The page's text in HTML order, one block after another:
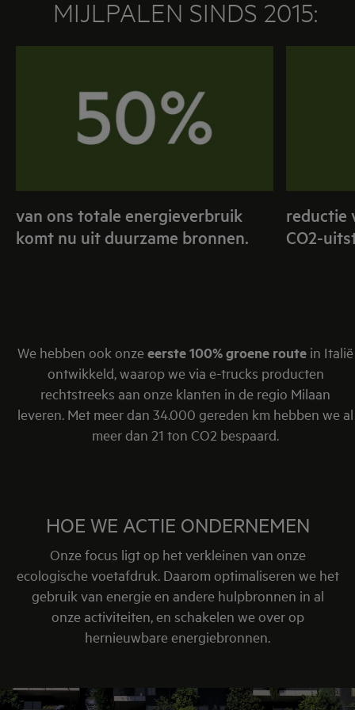
MIJLPALEN SINDS 2015:
van ons totale energieverbruik
komt nu uit duurzame bronnen.
reductie
CO2-
We hebben ook onzeeerste 100% groene route in Italië
ontwikkeld, waarop we via e-trucks producten
rechtstreeks aan onze klanten in de regio Milaan
leveren. Met meer dan 34.000 gereden km hebben we al
meer dan 21 ton CO2 bespaard.
HOE WE ACTIE ONDERNEMEN
Onze focus ligt op het verkleinen van onze
ecologische voetafdruk. Daarom optimaliseren we het
gebruik van energie en andere hulpbronnen in al
onze activiteiten, en schakelen we over op
hernieuwbare energiebronnen.